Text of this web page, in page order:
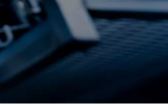
Español
中文